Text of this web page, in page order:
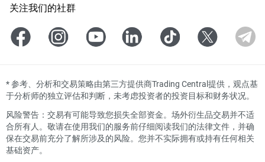
关注我们的社群
*参考、分析和交易策略由第三方提供商Trading Central提供，观点基
于分析师的独立评估和判断，未考虑投资者的投资目标和财务状况。
风险警告：交易有可能导致您损失全部资金。场外衍生品交易并不适
合所有人。敬请在使用我们的服务前仔细阅读我们的法律文件，并确
保在交易前充分了解所涉及的风险。您并不实际拥有或持有任何相关
基础资产。